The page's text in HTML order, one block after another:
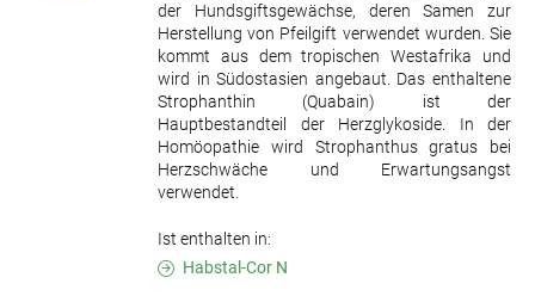
der Hundsgiftsgewächse, deren Samen zur
Herstellung von Pfeilgift verwendet wurden. Sie
kommt aus dem tropischen Westafrika und
wird in Südostasien angebaut. Das enthaltene
Strophanthin (Quabain) ist der
Hauptbestandteil der Herzglykoside. In der
Homöopathie wird Strophanthus gratus bei
Herzschwäche und Erwartungsangst
verwendet.
Ist enthalten in:
Habstal-Cor N